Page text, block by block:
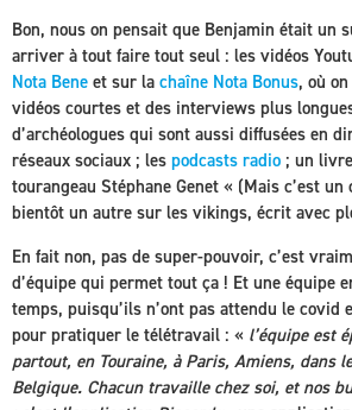
Bon, nous on pensait que Benjamin était un
arriver à tout faire tout seul : les vidéos
Nota Bene et sur la chaîne Nota Bonus, où
vidéos courtes et des interviews plus
d’archéologues qui sont aussi diffusées en
réseaux sociaux ; les podcasts radio ; un
tourangeau Stéphane Genet « (Mais c’est
bientôt un autre sur les vikings, écrit avec
En fait non, pas de super-pouvoir, c’est
d’équipe qui permet tout ça ! Et une équipe
temps, puisqu’ils n’ont pas attendu le covid
pour pratiquer le télétravail : « l’équipe est
partout, en Touraine, à Paris, Amiens, dans
Belgique. Chacun travaille chez soi, et nos